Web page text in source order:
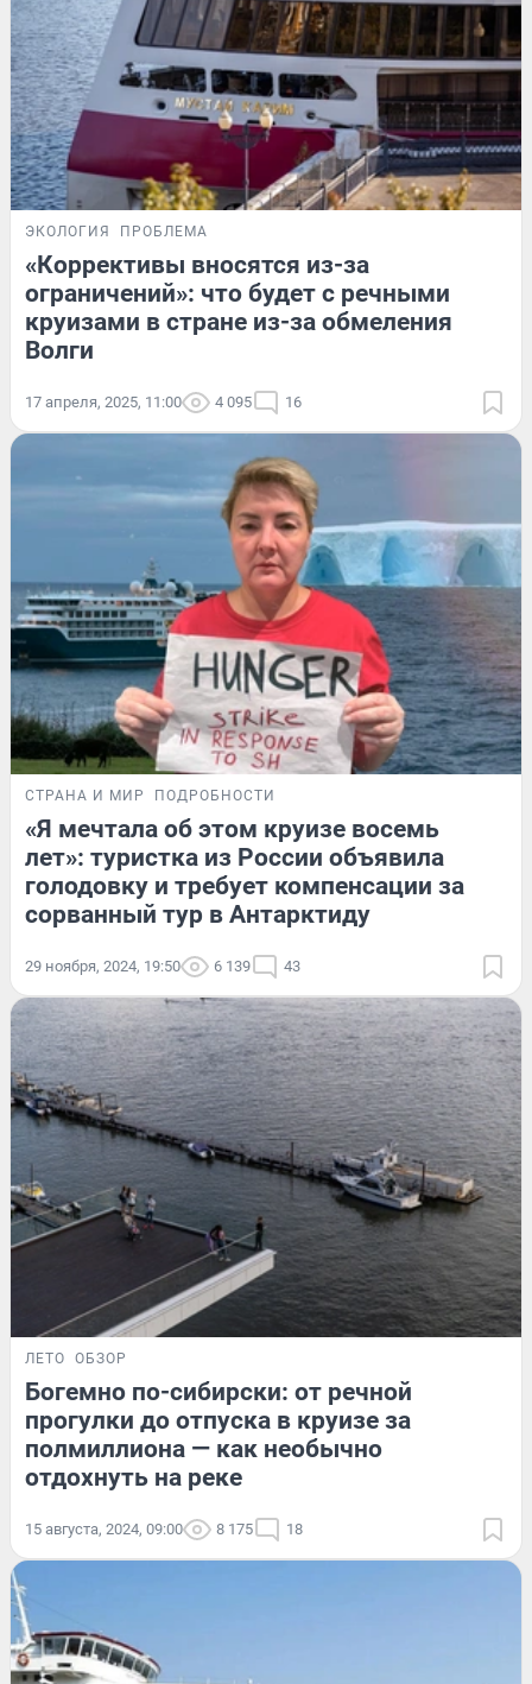
ЭКОЛОГИЯ ПРОБЛЕМА
«Коррективы вносятся из-за
ограничений»: что будет с речными
круизами в стране из-за обмеления
Волги
17 апреля, 2025, 11:00 4 095 16
СТРАНА И МИР ПОДРОБНОСТИ
«Я мечтала об этом круизе восемь
лет»: туристка из России объявила
голодовку и требует компенсации за
сорванный тур в Антарктиду
29 ноября, 2024, 19:50 6 139 43
ЛЕТО ОБЗОР
Богемно по-сибирски: от речной
прогулки до отпуска в круизе за
полмиллиона — как необычно
отдохнуть на реке
15 августа, 2024, 09:00 8 175 18